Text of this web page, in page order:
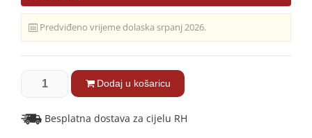
Predviđeno vrijeme dolaska srpanj 2026.
Dodaj u košaricu
Besplatna dostava za cijelu RH